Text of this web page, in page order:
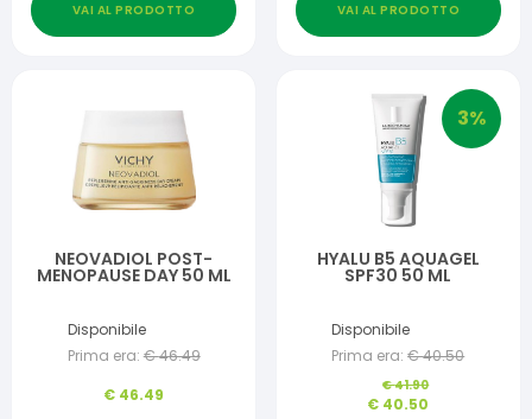
VAI AL PRODOTTO VAI AL PRODOTTO
NEOVADIOL POST-
MENOPAUSE DAY 50 ML
Disponibile
Prima era: €46.49
€ 46.49
3%
HYALU B5 AQUAGEL
SPF30 50 ML
Disponibile
Prima era: €40.50
€41.90
€ 40.50